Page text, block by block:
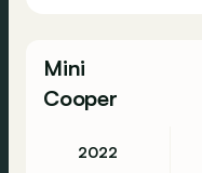
Mini
Cooper
2022